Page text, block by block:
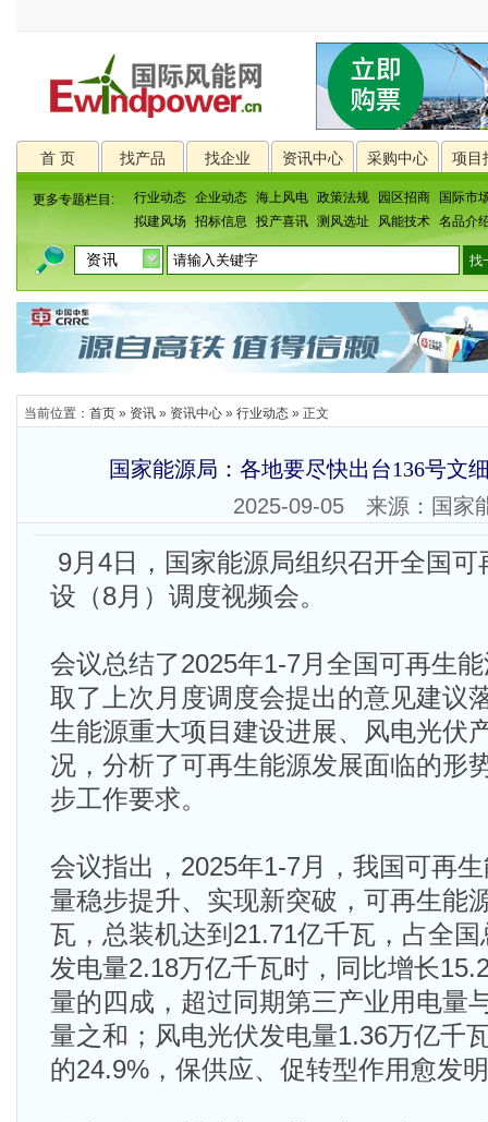
首 页 找产品 找企业 资讯中心 采购中心 项目
更多专题栏目: 行业动态 企业动态 海上风电 政策法规 园区招商
国际市
拟建风场
招标信息 投产喜讯 测风选址 风能技术 名品介
当前位置： 首页 » 资讯 » 资讯中心 » 行业动态 » 正文
国家能源局：各地要尽快出台136号文
2025-09-05 来源：国家
9月4日，国家能源局组织召开全国
设（8月）调度视频会。
会议总结了2025年1-7月全国可再生
取了上次月度调度会提出的意见建议
生能源重大项目建设进展、风电光伏
况，分析了可再生能源发展面临的形
步工作要求。
会议指出，2025年1-7月，我国可再
量稳步提升、实现新突破，可再生能
瓦，总装机达到21.71亿千瓦，占全
发电量2.18万亿千瓦时，同比增长
量的四成，超过同期第三产业用电量
量之和；风电光伏发电量1.36万亿千
的24.9%，保供应、促转型作用愈发